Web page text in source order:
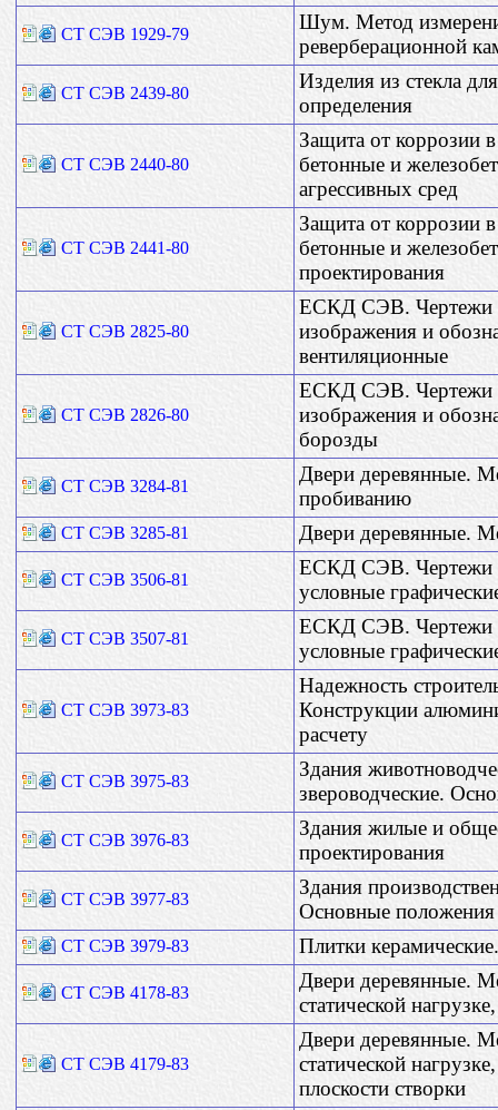
СТ СЭВ 1929-79
Шум. Метод
реверберационной
СТ СЭВ 2439-80
Изделия из стекла
определения
СТ СЭВ 2440-80
Защита от коррозии
бетонные и
агрессивных сред
СТ СЭВ 2441-80
Защита от коррозии
бетонные и
проектирования
СТ СЭВ 2825-80
ЕСКД СЭВ. Чертежи
изображения и
вентиляционные
СТ СЭВ 2826-80
ЕСКД СЭВ. Чертежи
изображения и
борозды
СТ СЭВ 3284-81
Двери деревянные.
пробиванию
СТ СЭВ 3285-81 Двери деревянные.
СТ СЭВ 3506-81
ЕСКД СЭВ. Чертежи
условные
СТ СЭВ 3507-81
ЕСКД СЭВ. Чертежи
условные
СТ СЭВ 3973-83
Надежность
Конструкции
расчету
СТ СЭВ 3975-83
Здания
звероводческие.
СТ СЭВ 3976-83
Здания жилые и
проектирования
СТ СЭВ 3977-83
Здания
Основные положения
СТ СЭВ 3979-83 Плитки
СТ СЭВ 4178-83
Двери деревянные.
статической
СТ СЭВ 4179-83
Двери деревянные.
статической
плоскости створки